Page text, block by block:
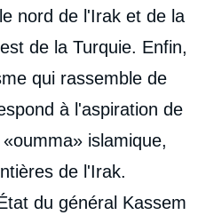
nord de l'Irak et de la
de la Turquie. Enfin,
qui rassemble de
à l'aspiration de
islamique,
de l'Irak.
du général Kassem